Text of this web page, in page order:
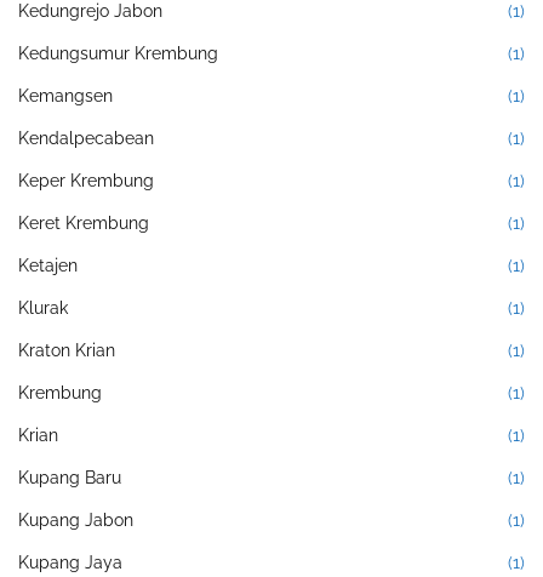
Kedungrejo Jabon (1)
Kedungsumur Krembung (1)
Kemangsen (1)
Kendalpecabean (1)
Keper Krembung (1)
Keret Krembung (1)
Ketajen (1)
Klurak (1)
Kraton Krian (1)
Krembung (1)
Krian (1)
Kupang Baru (1)
Kupang Jabon (1)
Kupang Jaya (1)